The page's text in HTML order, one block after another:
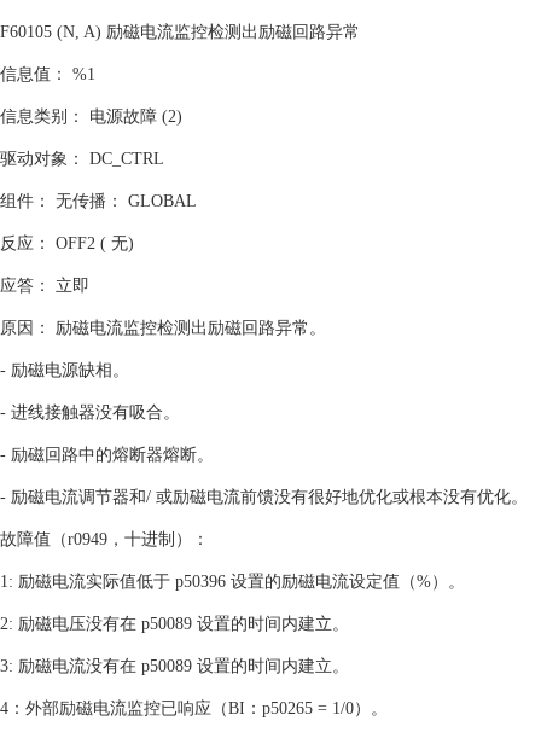
F60105 (N, A) 励磁电流监控检测出励磁回路异常
信息值： %1
信息类别： 电源故障 (2)
驱动对象： DC_CTRL
组件： 无传播： GLOBAL
反应： OFF2 ( 无)
应答： 立即
原因： 励磁电流监控检测出励磁回路异常。
- 励磁电源缺相。
- 进线接触器没有吸合。
- 励磁回路中的熔断器熔断。
- 励磁电流调节器和/ 或励磁电流前馈没有很好地优化或根本没有优化。
故障值（r0949，十进制）：
1: 励磁电流实际值低于 p50396 设置的励磁电流设定值（%）。
2: 励磁电压没有在 p50089 设置的时间内建立。
3: 励磁电流没有在 p50089 设置的时间内建立。
4：外部励磁电流监控已响应（BI：p50265 = 1/0）。